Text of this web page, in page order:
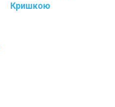
Кришкою